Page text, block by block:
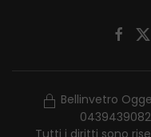
Bellinvetro
Tutti i diritti sono